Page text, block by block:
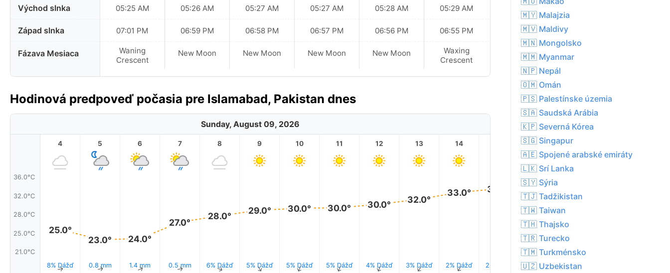
Východ slnka
Západ slnka
Fázava Mesiaca
05:25 AM
07:01 PM
Waning
Crescent
05:26 AM
06:59 PM
New Moon
05:27 AM
06:58 PM
New Moon
05:27 AM
06:57 PM
New Moon
05:28 AM
06:56 PM
New Moon
05:29 AM
06:55 PM
Waxing
Crescent
Hodinová predpoveď počasia pre Islamabad, Pakistan dnes
Sunday, August 09, 2026
36.0°C
32.0°C
28.0°C
25.0°C
21.0°C
4
25.0°
8% Dážď
↑
5
23.0°
0.8 mm
↑
6
24.0°
1.4 mm
↑
7
27.0°
0.5 mm
↑
8
28.0°
6% Dážď
↑
9
29.0°
5% Dážď
↑
10
30.0°
5% Dážď
↑
11
30.0°
5% Dážď
↑
12
30.0°
4% Dážď
↑
13
32.0°
3% Dážď
↑
14
33.0°
2% Dážď
↑
34.0°
2% Dážď
16
34.0°
2% Dážď
↑ 2% Dážď
↑
🇲🇾 Malajzia
🇲🇻 Maldivy
🇲🇳 Mongolsko
🇲🇲 Myanmar
🇳🇵 Nepál
🇴🇲 Omán
🇵🇸 Palestínske územia
🇸🇦 Saudská Arábia
🇰🇵 Severná Kórea
🇸🇬 Singapur
🇦🇪 Spojené arabské emiráty
🇱🇰 Srí Lanka
🇸🇾 Sýria
🇹🇯 Tadžikistan
🇹🇼 Taiwan
🇹🇭 Thajsko
🇹🇷 Turecko
🇹🇲 Turkménsko
🇺🇿 Uzbekistan